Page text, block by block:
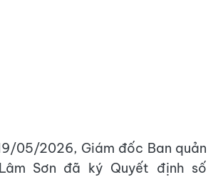
05/2026, Giám đốc Ban quản
Sơn đã ký Quyết định số